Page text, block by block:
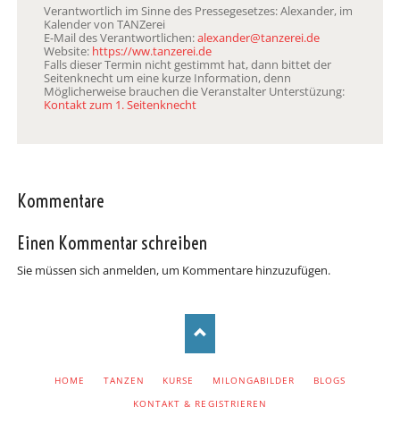
Verantwortlich im Sinne des Pressegesetzes: Alexander, im
Kalender von TANZerei
E-Mail des Verantwortlichen:alexander@tanzerei.de
Website: https://ww.tanzerei.de
Falls dieser Termin nicht gestimmt hat, dann bittet der
Seitenknecht um eine kurze Information, denn
Möglicherweise brauchen die Veranstalter Unterstüzung:
Kontakt zum 1. Seitenknecht
Kommentare
Einen Kommentar schreiben
Sie müssen sich anmelden, um Kommentare hinzuzufügen.
NAVIGATION
HOME TANZEN KURSE MILONGABILDER
BLOGS
KONTAKT & REGISTRIEREN